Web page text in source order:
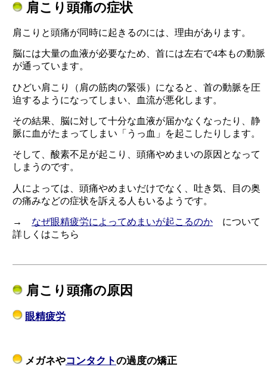
肩こり頭痛の症状
肩こりと頭痛が同時に起きるのには、理由があります。
脳には大量の血液が必要なため、首には左右で4本もの動脈
が通っています。
ひどい肩こり（肩の筋肉の緊張）になると、首の動脈を圧
迫するようになってしまい、血流が悪化します。
その結果、脳に対して十分な血液が届かなくなったり、静
脈に血がたまってしまい「うっ血」を起こしたりします。
そして、酸素不足が起こり、頭痛やめまいの原因となって
しまうのです。
人によっては、頭痛やめまいだけでなく、吐き気、目の奥
の痛みなどの症状を訴える人もいるようです。
→ なぜ眼精疲労によってめまいが起こるのか について
詳しくはこちら
肩こり頭痛の原因
眼精疲労
メガネやコンタクトの過度の矯正